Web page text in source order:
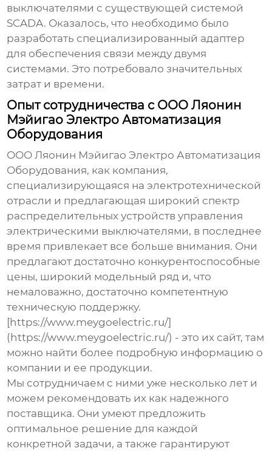
выключателями с существующей системой
SCADA. Оказалось, что необходимо было
разработать специализированный адаптер
для обеспечения связи между двумя
системами. Это потребовало значительных
затрат и времени.
Опыт сотрудничества с ООО Ляонин
Мэйигао Электро Автоматизация
Оборудования
ООО Ляонин Мэйигао Электро Автоматизация
Оборудования, как компания,
специализирующаяся на электротехнической
отрасли и предлагающая широкий спектр
распределительных устройств управления
электрическими выключателями, в последнее
время привлекает все больше внимания. Они
предлагают достаточно конкурентоспособные
цены, широкий модельный ряд и, что
немаловажно, достаточно компетентную
техническую поддержку.
[https://www.meygoelectric.ru/]
(https://www.meygoelectric.ru/) - это их сайт, там
можно найти более подробную информацию о
компании и ее продукции.
Мы сотрудничаем с ними уже несколько лет и
можем рекомендовать их как надежного
поставщика. Они умеют предложить
оптимальное решение для каждой
конкретной задачи, а также гарантируют